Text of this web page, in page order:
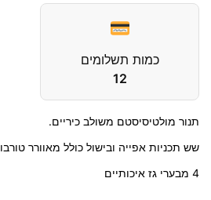
כמות תשלומים
12
תנור מולטיסיסטם משולב כיריים.
שש תכניות אפייה ובישול כולל מאוורר טורבו
4 מבערי גז איכותיים